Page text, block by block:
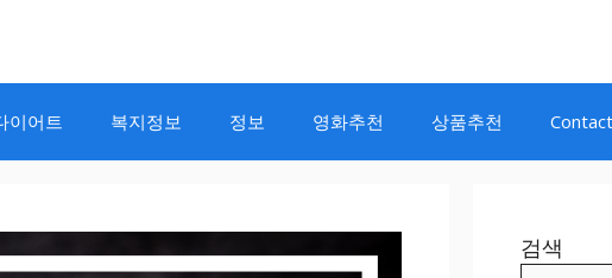
이어트 복지정보 정보 영화추천 상품추천 Contact
검색